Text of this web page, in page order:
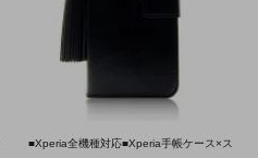
■Xperia全機種対応■Xperia手帳ケース×ス